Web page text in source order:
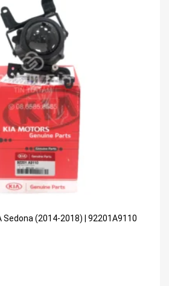
(2014-2018) | 92201A9110